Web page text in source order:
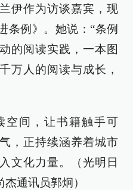
伊作为访谈嘉宾，现
条例》。她说：“条例
的阅读实践，一本图
万人的阅读与成长，
空间，让书籍触手可
，正持续涵养着城市
文化力量。（光明日
通讯员郭炯）